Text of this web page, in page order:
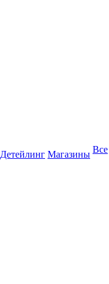
Детейлинг Магазины Все